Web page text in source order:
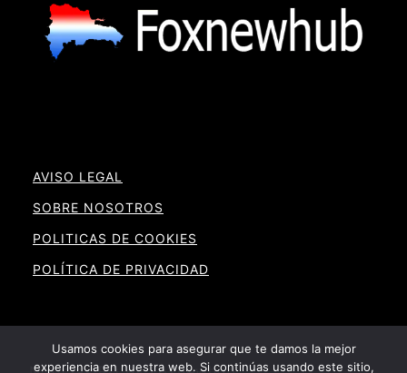
AVISO LEGAL
SOBRE NOSOTROS
POLITICAS DE COOKIES
POLÍTICA DE PRIVACIDAD
Usamos cookies para asegurar que te damos la mejor
experiencia en nuestra web. Si continúas usando este sitio,